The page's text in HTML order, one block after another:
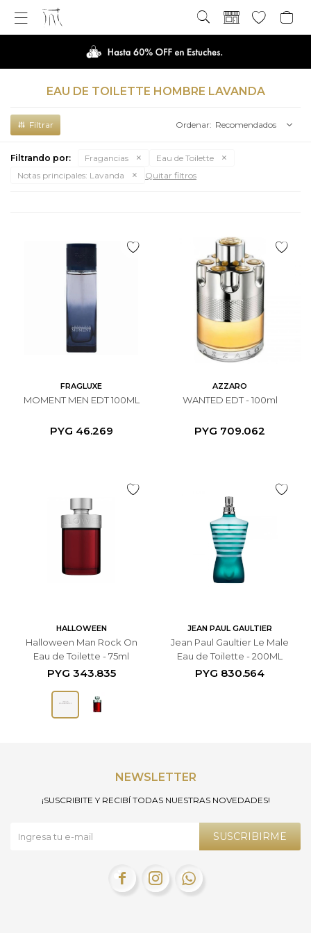

EAU DE TOILETTE HOMBRE LAVANDA
Recomendados
Filtrando por: Fragancias
Eau de Toilette
Notas principales: Lavanda Quitar filtros
FRAGLUXE
MOMENT MEN EDT 100ML
PYG 46.269
AZZARO
WANTED EDT - 100ml
PYG 709.062
HALLOWEEN
Halloween Man Rock On
Eau de Toilette - 75ml
PYG 343.835
JEAN PAUL GAULTIER
Jean Paul Gaultier Le Male
Eau de Toilette - 200ML
PYG 830.564
NEWSLETTER
¡SUSCRIBITE Y RECIBÍ TODAS NUESTRAS NOVEDADES!
SUSCRIBIRME
  